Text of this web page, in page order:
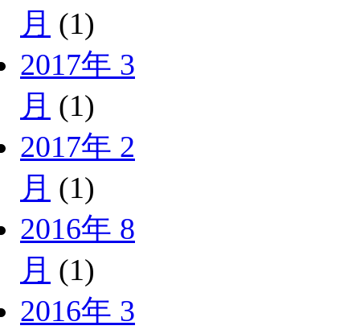
月 (1)
2017年 3
月 (1)
2017年 2
月 (1)
2016年 8
月 (1)
2016年 3